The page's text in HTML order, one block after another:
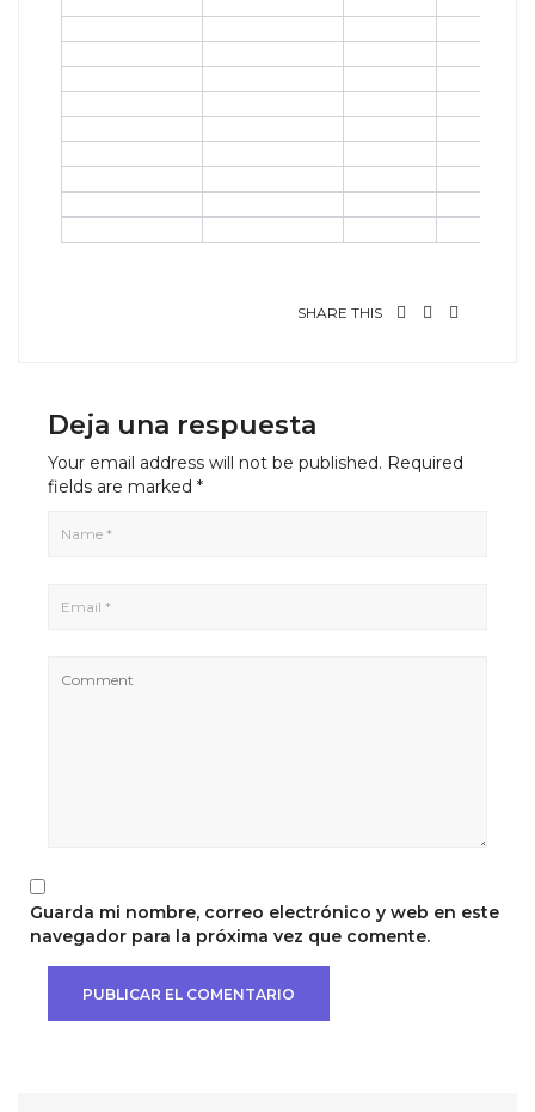
SHARE THIS
Deja una respuesta
Your email address will not be published. Required
fields are marked *
Guarda mi nombre, correo electrónico y web en este
navegador para la próxima vez que comente.